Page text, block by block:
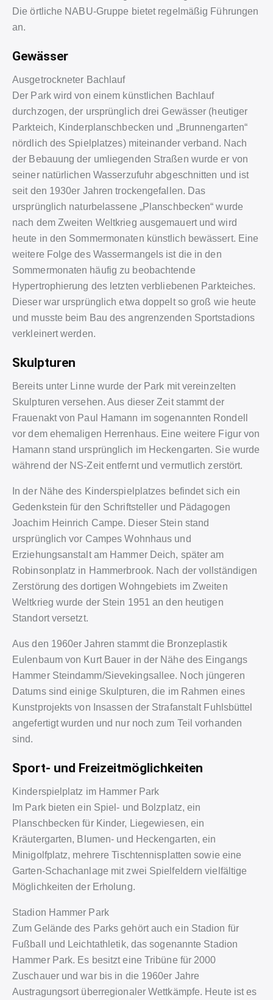
Die örtliche NABU-Gruppe bietet regelmäßig Führungen
an.
Gewässer
Ausgetrockneter Bachlauf
Der Park wird von einem künstlichen Bachlauf
durchzogen, der ursprünglich drei Gewässer (heutiger
Parkteich, Kinderplanschbecken und „Brunnengarten“
nördlich des Spielplatzes) miteinander verband. Nach
der Bebauung der umliegenden Straßen wurde er von
seiner natürlichen Wasserzufuhr abgeschnitten und ist
seit den 1930er Jahren trockengefallen. Das
ursprünglich naturbelassene „Planschbecken“ wurde
nach dem Zweiten Weltkrieg ausgemauert und wird
heute in den Sommermonaten künstlich bewässert. Eine
weitere Folge des Wassermangels ist die in den
Sommermonaten häufig zu beobachtende
Hypertrophierung des letzten verbliebenen Parkteiches.
Dieser war ursprünglich etwa doppelt so groß wie heute
und musste beim Bau des angrenzenden Sportstadions
verkleinert werden.
Skulpturen
Bereits unter Linne wurde der Park mit vereinzelten
Skulpturen versehen. Aus dieser Zeit stammt der
Frauenakt von Paul Hamann im sogenannten Rondell
vor dem ehemaligen Herrenhaus. Eine weitere Figur von
Hamann stand ursprünglich im Heckengarten. Sie wurde
während der NS-Zeit entfernt und vermutlich zerstört.
In der Nähe des Kinderspielplatzes befindet sich ein
Gedenkstein für den Schriftsteller und Pädagogen
Joachim Heinrich Campe. Dieser Stein stand
ursprünglich vor Campes Wohnhaus und
Erziehungsanstalt am Hammer Deich, später am
Robinsonplatz in Hammerbrook. Nach der vollständigen
Zerstörung des dortigen Wohngebiets im Zweiten
Weltkrieg wurde der Stein 1951 an den heutigen
Standort versetzt.
Aus den 1960er Jahren stammt die Bronzeplastik
Eulenbaum von Kurt Bauer in der Nähe des Eingangs
Hammer Steindamm/Sievekingsallee. Noch jüngeren
Datums sind einige Skulpturen, die im Rahmen eines
Kunstprojekts von Insassen der Strafanstalt Fuhlsbüttel
angefertigt wurden und nur noch zum Teil vorhanden
sind.
Sport- und Freizeitmöglichkeiten
Kinderspielplatz im Hammer Park
Im Park bieten ein Spiel- und Bolzplatz, ein
Planschbecken für Kinder, Liegewiesen, ein
Kräutergarten, Blumen- und Heckengarten, ein
Minigolfplatz, mehrere Tischtennisplatten sowie eine
Garten-Schachanlage mit zwei Spielfeldern vielfältige
Möglichkeiten der Erholung.
Stadion Hammer Park
Zum Gelände des Parks gehört auch ein Stadion für
Fußball und Leichtathletik, das sogenannte Stadion
Hammer Park. Es besitzt eine Tribüne für 2000
Zuschauer und war bis in die 1960er Jahre
Austragungsort überregionaler Wettkämpfe. Heute ist es